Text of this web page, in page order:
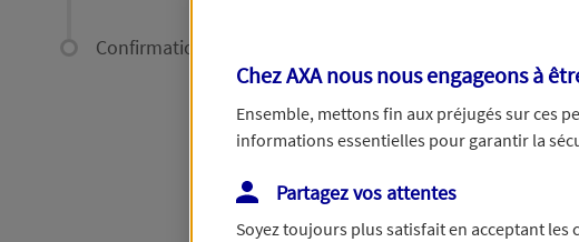
Confirmation
Votre message :
Chez AXA nous nous engageons à
Ensemble, mettons fin aux préjugés sur ces
informations essentielles pour garantir la
Partagez vos attentes
Soyez toujours plus satisfait en acceptant les